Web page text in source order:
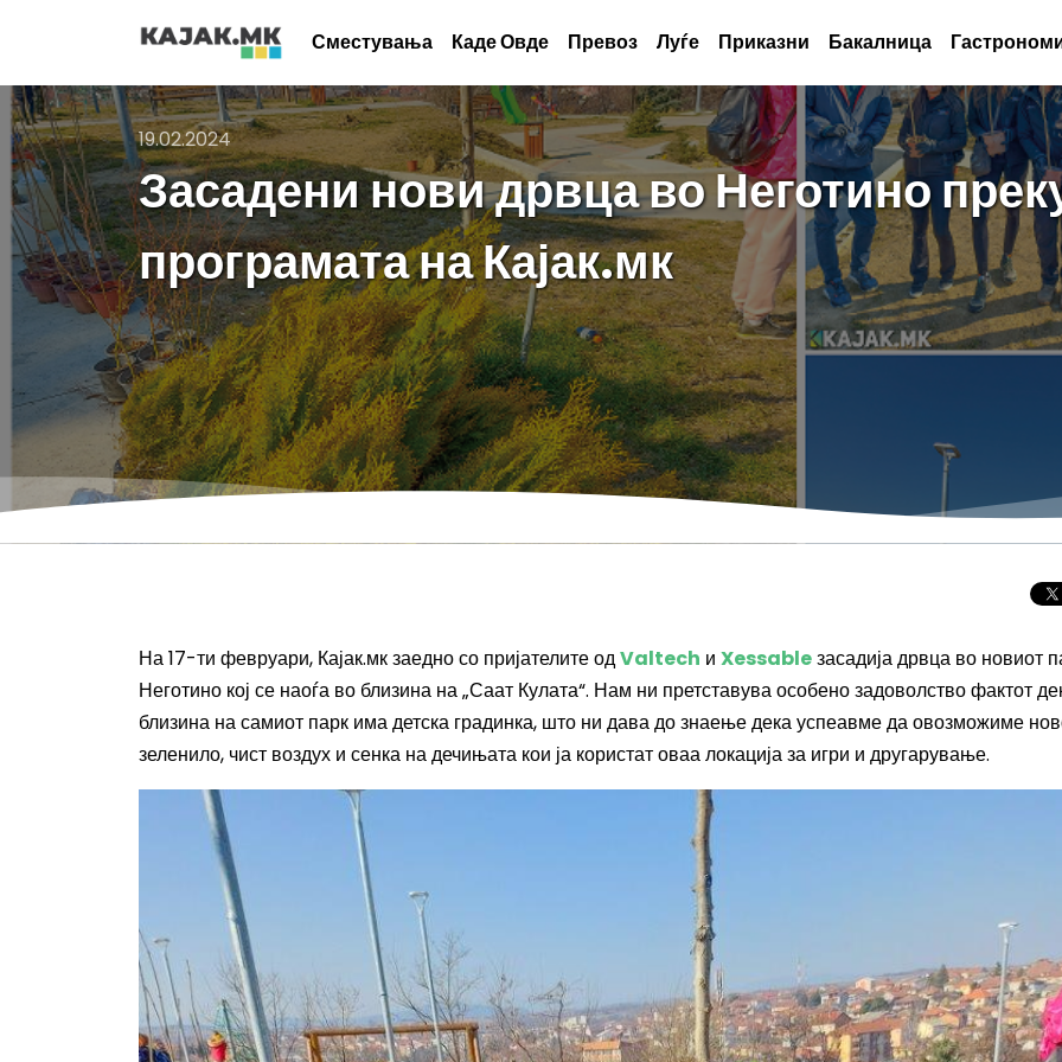
Сместувања Каде Овде Превоз Луѓе Приказни Бакалница
19.02.2024
Засадени нови дрвца во Неготино
програмата на Кајак.мк
На 17-ти февруари, Кајак.мк заедно со пријателите одValtech и Xessableзасадија дрвца во новиот
Неготино кој се наоѓа во близина на „Саат Кулата“. Нам ни претставува особено задоволство фактот
близина на самиот парк има детска градинка, што ни дава до знаење дека успеавме да овозможиме
зеленило, чист воздух и сенка на дечињата кои ја користат оваа локација за игри и другарување.
Целосно
Сонцето 2026:
најголемиот
во Европа